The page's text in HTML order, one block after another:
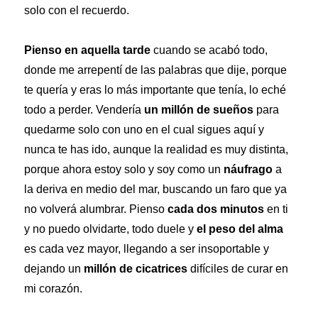
solo con el recuerdo.
Pienso en aquella tarde cuando se acabó todo,
donde me arrepentí de las palabras que dije, porque
te quería y eras lo más importante que tenía, lo eché
todo a perder. Vendería un millón de sueños para
quedarme solo con uno en el cual sigues aquí y
nunca te has ido, aunque la realidad es muy distinta,
porque ahora estoy solo y soy como un náufrago a
la deriva en medio del mar, buscando un faro que ya
no volverá alumbrar. Piensocada dos minutos en ti
y no puedo olvidarte, todo duele yel peso del alma
es cada vez mayor, llegando a ser insoportable y
dejando un millón de cicatrices difíciles de curar en
mi corazón.